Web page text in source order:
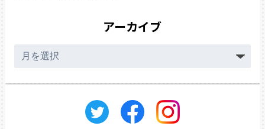
アーカイブ
ー